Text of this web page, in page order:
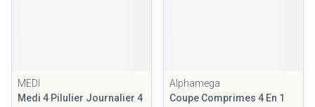
MEDI
Medi 4 Pilulier Journalier 4
Alphamega
Coupe Comprimes 4 En 1